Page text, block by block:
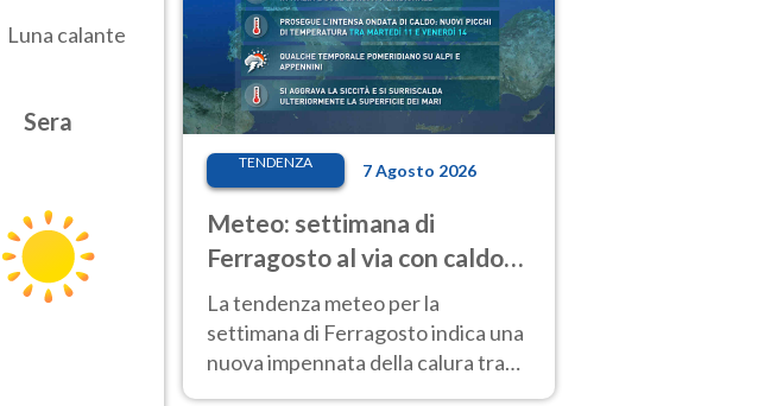
Luna calante
Sera
TENDENZA 7 Agosto 2026
Meteo: settimana di
Ferragosto al via con caldo
intenso e qualche temporale
La tendenza meteo per la
settimana di Ferragosto indica una
nuova impennata della calura tra